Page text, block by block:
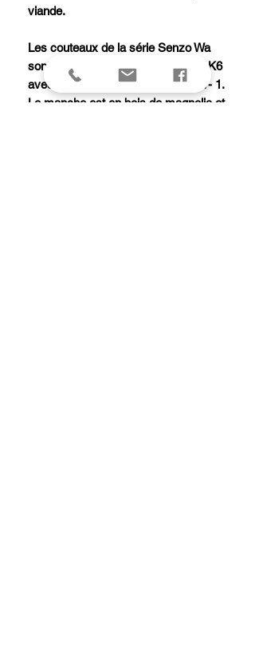
viande.
Les couteaux de la série Senzo Wa
sont équipés d'une lame en acier 1K6
avec une dureté Rockwell de 58 +/- 1.
Le manche est en bois de magnolia et